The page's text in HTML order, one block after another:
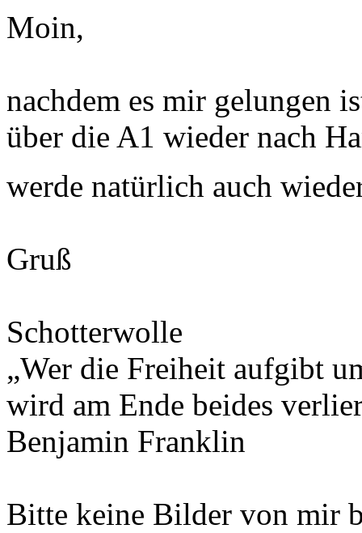
Moin,
nachdem es mir gelungen
über die A1 wieder nach
werde natürlich auch
Gruß
Schotterwolle
„Wer die Freiheit aufgibt
wird am Ende beides
Benjamin Franklin
Bitte keine Bilder von mir